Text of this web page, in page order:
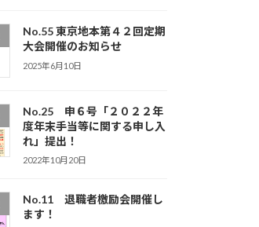
No.55 東京地本第４２回定期
大会開催のお知らせ
2025年6月10日
No.25 申６号「２０２２年
度年末手当等に関する申し入
れ」提出！
2022年10月20日
No.11 退職者檄励会開催し
ます！